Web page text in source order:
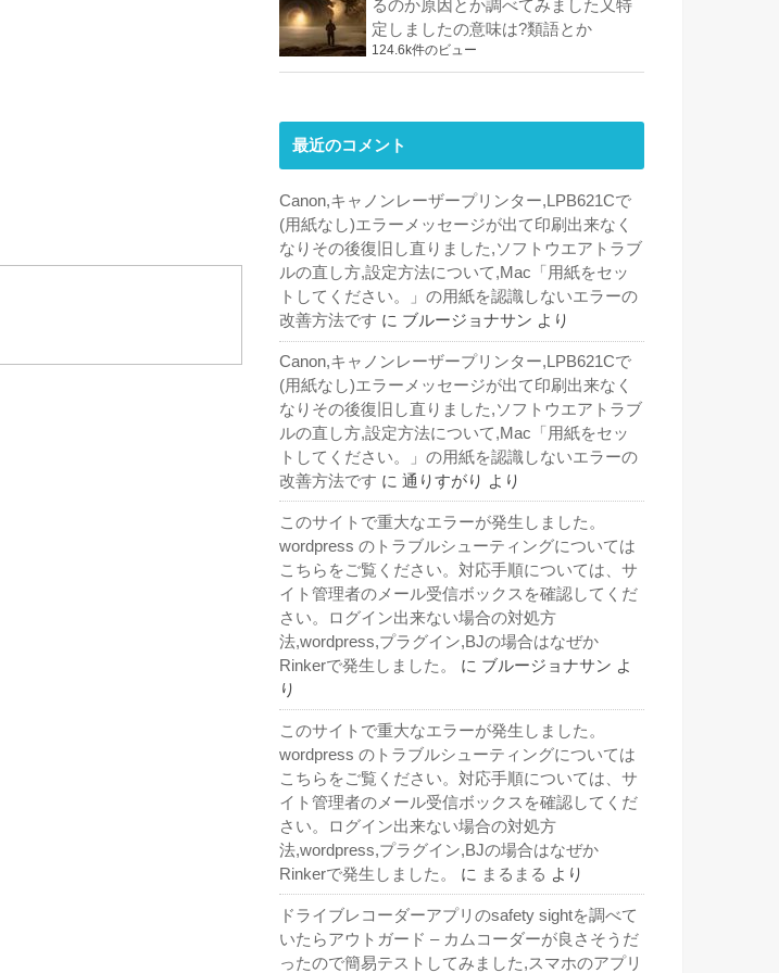
るのか原因とか調べてみました又特
定しましたの意味は?類語とか
124.6k件のビュー
最近のコメント
Canon,キャノンレーザープリンター,LPB621Cで
(用紙なし)エラーメッセージが出て印刷出来なく
なりその後復旧し直りました,ソフトウエアトラブ
ルの直し方,設定方法について,Mac「用紙をセッ
トしてください。」の用紙を認識しないエラーの
改善方法です に ブルージョナサン より
Canon,キャノンレーザープリンター,LPB621Cで
(用紙なし)エラーメッセージが出て印刷出来なく
なりその後復旧し直りました,ソフトウエアトラブ
ルの直し方,設定方法について,Mac「用紙をセッ
トしてください。」の用紙を認識しないエラーの
改善方法です に 通りすがり より
このサイトで重大なエラーが発生しました。
wordpress のトラブルシューティングについては
こちらをご覧ください。対応手順については、サ
イト管理者のメール受信ボックスを確認してくだ
さい。ログイン出来ない場合の対処方
法,wordpress,プラグイン,BJの場合はなぜか
Rinkerで発生しました。
に ブルージョナサン よ
り
このサイトで重大なエラーが発生しました。
wordpress のトラブルシューティングについては
こちらをご覧ください。対応手順については、サ
イト管理者のメール受信ボックスを確認してくだ
さい。ログイン出来ない場合の対処方
法,wordpress,プラグイン,BJの場合はなぜか
Rinkerで発生しました。
に まるまる より
ドライブレコーダーアプリのsafety sightを調べて
いたらアウトガード – カムコーダーが良さそうだ
ったので簡易テストしてみました,スマホのアプリ